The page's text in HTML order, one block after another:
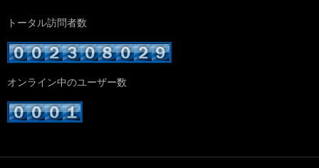
トータル訪問者数
オンライン中のユーザー数